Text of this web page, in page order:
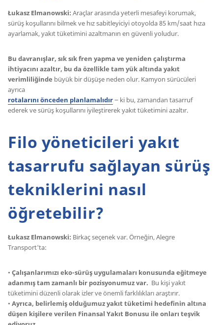
Łukasz Elmanowski: Araçlar arasında yeterli mesafeyi korumak,
sürüş koşullarını bilmek ve hız sabitleyiciyi otoyolda 85 km/saat hıza
ayarlamak, yakıt tüketimini azaltmanın en güvenli yoludur.
Bu davranışlar, sık sık fren yapma ve yeniden çalıştırma
ihtiyacını azaltır, bu da özellikle tam yük altında yakıt
verimliliğinde büyük bir düşüşe neden olur. Kamyon sürücüleri
ayrıca
rotalarını önceden planlamalıdır౼ ki bu, zamandan tasarruf
ederek ve sürüş koşullarını iyileştirerek yakıt tüketimini azaltır.
Filo yöneticileri yakıt
tasarrufu sağlayan sürüş
tekniklerini nasıl
öğretebilir?
Łukasz Elmanowski: Birkaç seçenek var. Örneğin, Alegre
Transport'ta:
• Çalışanlarımızı eko-sürüş uygulamaları konusunda eğitmeye
adanmış tam zamanlı bir pozisyonumuz var. Bu kişi yakıt
tüketimini düzenli olarak izler ve önemli farklılıkları araştırır.
• Ayrıca, belirlemiş olduğumuz yakıt tüketimi hedefinin altına
düşen kişilere verilen Finansal Yakıt Bonusu ile onları teşvik